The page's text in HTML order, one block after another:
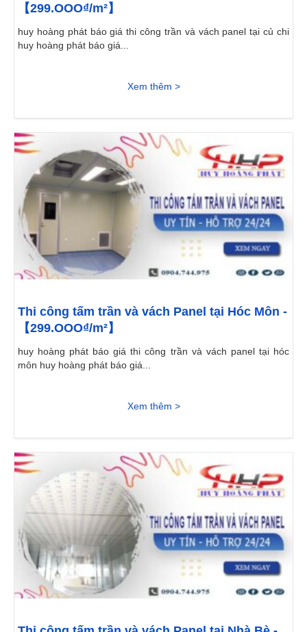
【299.OOO₫/m²】
huy hoàng phát báo giá thi công trần và vách panel tại củ chi
huy hoàng phát báo giá...
Xem thêm >
Thi công tấm trần và vách Panel tại Hóc Môn -
【299.OOO₫/m²】
huy hoàng phát báo giá thi công trần và vách panel tại hóc
môn huy hoàng phát báo giá...
Xem thêm >